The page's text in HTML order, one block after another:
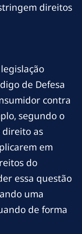
direitos
de Defesa
contra
segundo o
direito as
em
do
essa questão
uma
de forma